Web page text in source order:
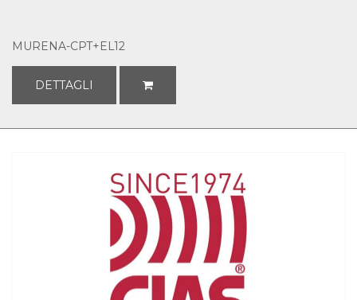
MURENA-CPT+EL12
DETTAGLI